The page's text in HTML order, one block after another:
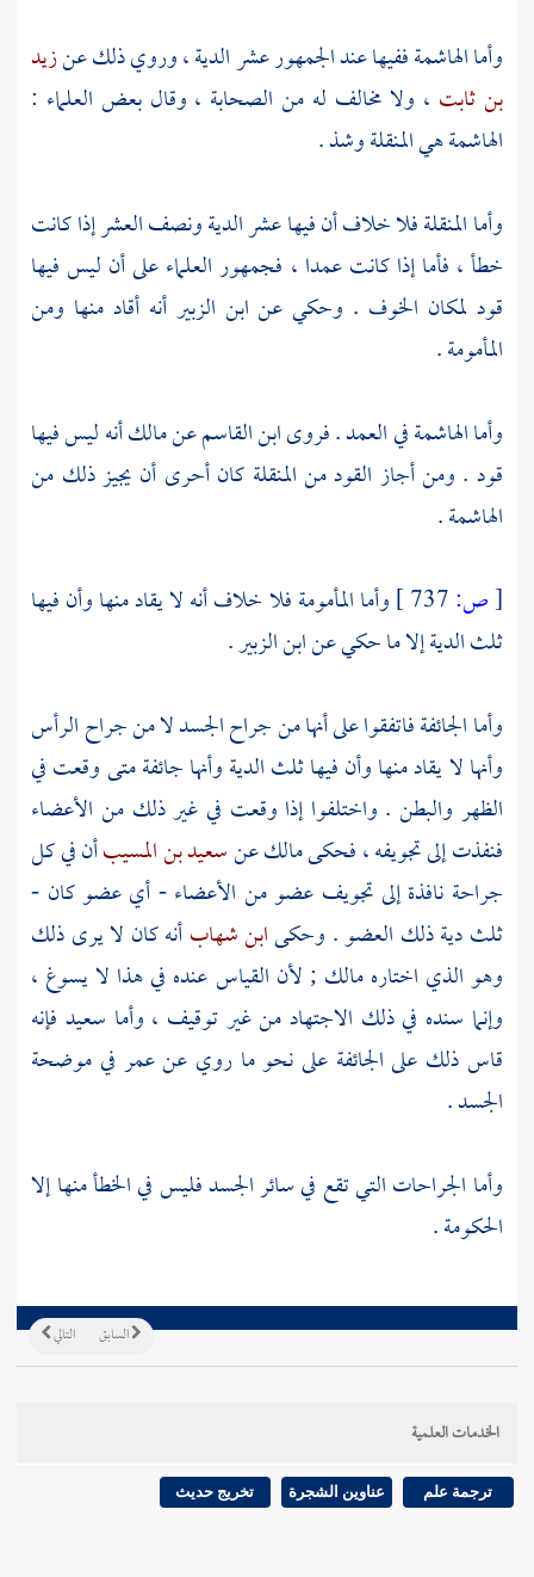
وأما الهاشمة ففيها عند الجمهور عشر الدية ، وروي ذلك عنزيد
بن ثابت ، ولا مخالف له من الصحابة ، وقال بعض العلماء :
الهاشمة هي المنقلة وشذ .
وأما المنقلة فلا خلاف أن فيها عشر الدية ونصف العشر إذا كانت
خطأ ، فأما إذا كانت عمدا ، فجمهور العلماء على أن ليس فيها
قود لمكان الخوف . وحكي عن ابن الزبيرأنه أقاد منها ومن
المأمومة .
وأما الهاشمة في العمد . فروىابن القاسمعنمالكأنه ليس فيها
قود . ومن أجاز القود من المنقلة كان أحرى أن يجيز ذلك من
الهاشمة .
[ص:
وأما المأمومة فلا خلاف أنه لا يقاد منها وأن فيها
ثلث الدية إلا ما حكي عنابن الزبير.
وأما الجائفة فاتفقوا على أنها من جراح الجسد لا من جراح الرأس
وأنها لا يقاد منها وأن فيها ثلث الدية وأنها جائفة متى وقعت في
الظهر والبطن . واختلفوا إذا وقعت في غير ذلك من الأعضاء
فنفذت إلى تجويفه ، فحكىمالكعنسعيد بن المسيبأن في كل
جراحة نافذة إلى تجويف عضو من الأعضاء - أي عضو كان -
ثلث دية ذلك العضو . وحكىابن شهابأنه كان لا يرى ذلك
وهو الذي اختارهمالك ; لأن القياس عنده في هذا لا يسوغ ،
وإنما سنده في ذلك الاجتهاد من غير توقيف ، وأما سعيد فإنه
قاس ذلك على الجائفة على نحو ما روي عنعمر في موضحة
الجسد .
وأما الجراحات التي تقع في سائر الجسد فليس في الخطأ منها إلا
الحكومة .
التالي السابق
الخدمات العلمية
ترجمة علم عناوين الشجرة تخريج حديث